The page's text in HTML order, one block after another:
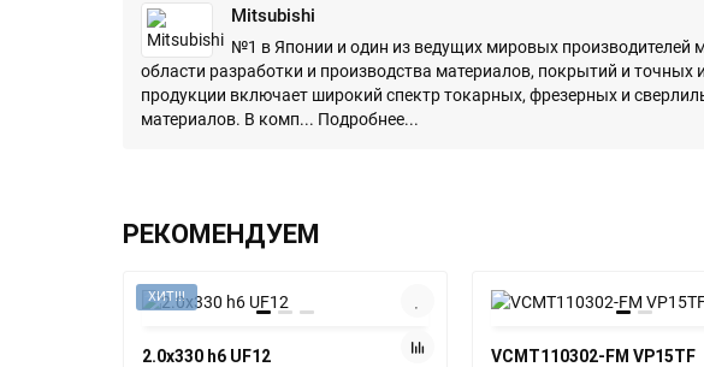
Mitsubishi
№1 в Японии и один из ведущих мировых производителей
области разработки и производства материалов, покрытий и
продукции включает широкий спектр токарных, фрезерных и
материалов. В комп... Подробнее...
РЕКОМЕНДУЕМ
ХИТ!!!
2.0х330 h6 UF12 VCMT110302-FM VP15TF